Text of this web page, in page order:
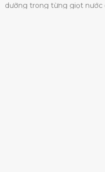
dưỡng trong từng giọt nước